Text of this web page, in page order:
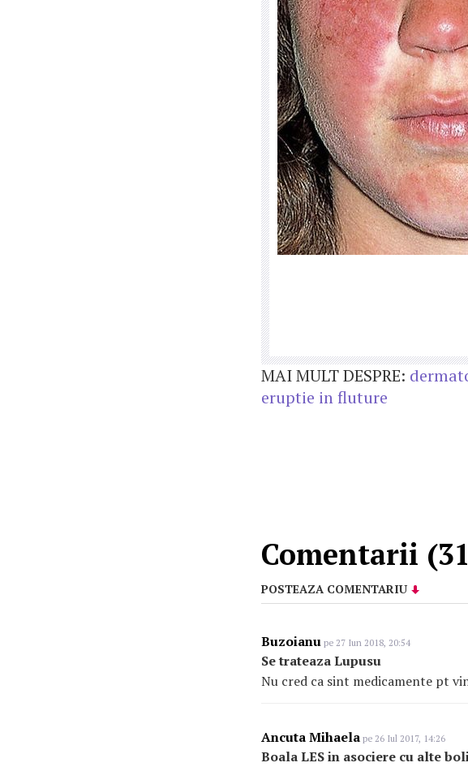
MAI MULT DESPRE:
eruptie in fluture
Comentarii
POSTEAZA COMENTARIU
Buzoianu pe 27 Iun 2018, 20:54
Se trateaza Lupusu
Nu cred ca sint medicamente pt
Ancuta Mihaela pe 26 Iul 2017, 14:26
Boala LES in asociere cu alte